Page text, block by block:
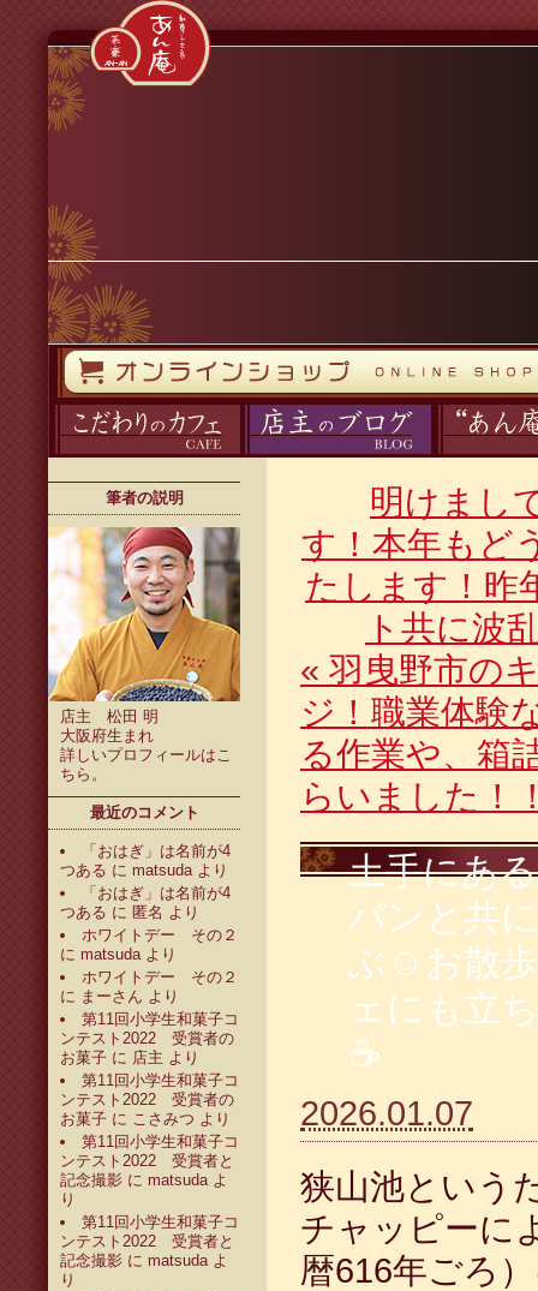
筆者の説明
店主 松田 明
大阪府生まれ
詳しいプロフィールはこ
ちら 。
最近のコメント
「おはぎ」は名前が4
つある に matsudaより
「おはぎ」は名前が4
つある に 匿名 より
ホワイトデー その２
に matsudaより
ホワイトデー その２
に まーさん より
第11回小学生和菓子コ
ンテスト2022 受賞者の
お菓子 に 店主 より
第11回小学生和菓子コ
ンテスト2022 受賞者の
お菓子 に こさみつ より
第11回小学生和菓子コ
ンテスト2022 受賞者と
記念撮影 に matsudaよ
り
第11回小学生和菓子コ
ンテスト2022 受賞者と
記念撮影 に matsudaよ
り
明けまし
す！本年もど
たします！昨
ト共に波
« 羽曳野市の
ジ！職業体験
る作業や、箱
らいました！
土手にあ
パンと共
ぶ☺️お散
ェにも立
☕
2026.01.07
狭山池という
チャッピーに
暦616年ごろ